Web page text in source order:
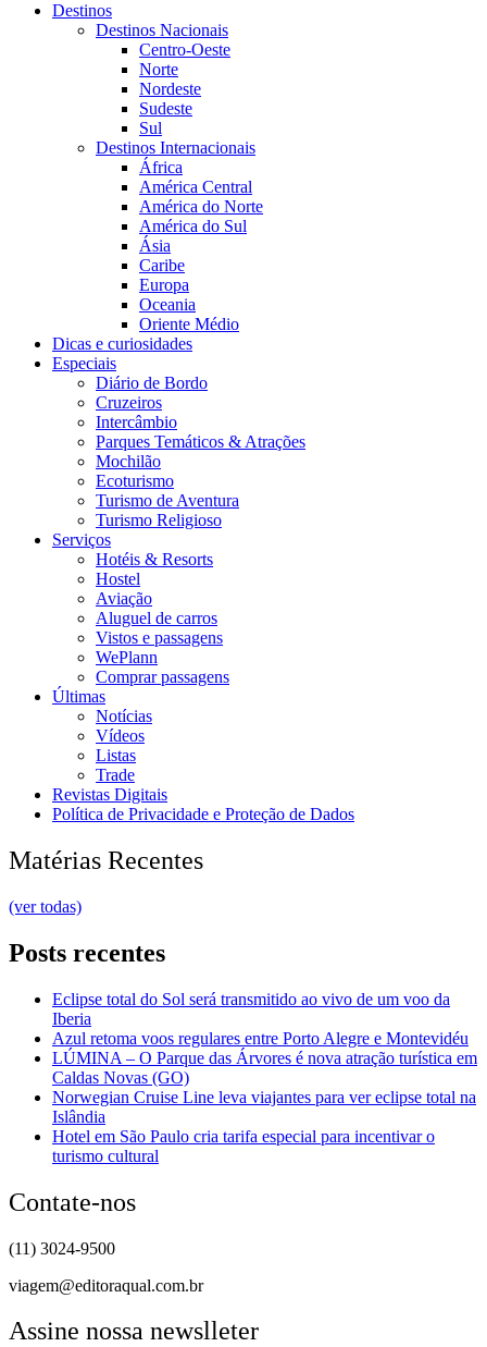
Destinos
Destinos Nacionais
Centro-Oeste
Norte
Nordeste
Sudeste
Sul
Destinos Internacionais
África
América Central
América do Norte
América do Sul
Ásia
Caribe
Europa
Oceania
Oriente Médio
Dicas e curiosidades
Especiais
Diário de Bordo
Cruzeiros
Intercâmbio
Parques Temáticos & Atrações
Mochilão
Ecoturismo
Turismo de Aventura
Turismo Religioso
Serviços
Hotéis & Resorts
Hostel
Aviação
Aluguel de carros
Vistos e passagens
WePlann
Comprar passagens
Últimas
Notícias
Vídeos
Listas
Trade
Revistas Digitais
Política de Privacidade e Proteção de Dados
Matérias Recentes
(ver todas)
Posts recentes
Eclipse total do Sol será transmitido ao vivo de um voo da
Iberia
Azul retoma voos regulares entre Porto Alegre e Montevidéu
LÚMINA – O Parque das Árvores é nova atração turística em
Caldas Novas (GO)
Norwegian Cruise Line leva viajantes para ver eclipse total na
Islândia
Hotel em São Paulo cria tarifa especial para incentivar o
turismo cultural
Contate-nos
(11) 3024-9500
viagem@editoraqual.com.br
Assine nossa newslleter